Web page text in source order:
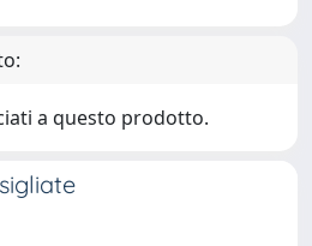
a questo prodotto.